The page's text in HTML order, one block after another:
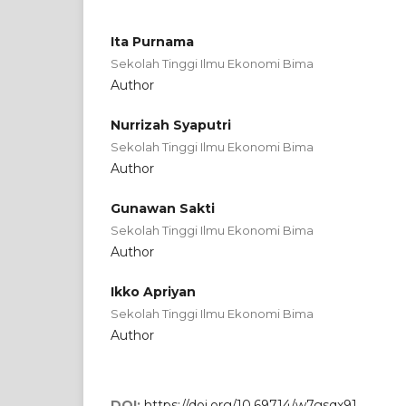
Ita Purnama
Sekolah Tinggi Ilmu Ekonomi Bima
Author
Nurrizah Syaputri
Sekolah Tinggi Ilmu Ekonomi Bima
Author
Gunawan Sakti
Sekolah Tinggi Ilmu Ekonomi Bima
Author
Ikko Apriyan
Sekolah Tinggi Ilmu Ekonomi Bima
Author